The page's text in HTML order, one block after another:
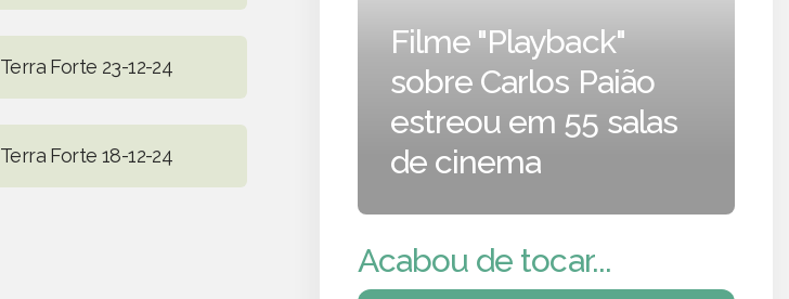
Terra Forte 23-12-24
Terra Forte 18-12-24
Filme "Playback"
sobre Carlos Paião
estreou em 55 salas
de cinema
Acabou de tocar...